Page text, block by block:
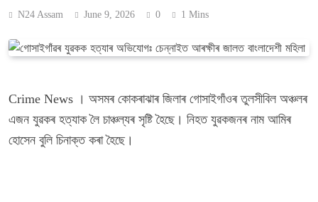
N24 Assam June 9, 2026 0 1 Mins
Crime News । অসমৰ কোকৰাঝাৰ জিলাৰ গোসাইগাঁওৰ তুলসীবিল অঞ্চলৰ
এজন যুৱকৰ হত্যাক লৈ চাঞ্চল্যৰ সৃষ্টি হৈছে। নিহত যুৱকজনৰ নাম আমিৰ
হোসেন বুলি চিনাক্ত কৰা হৈছে।